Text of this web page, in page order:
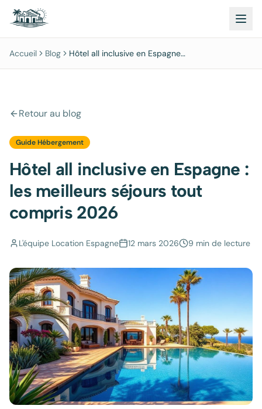
Accueil Blog
Hôtel all inclusive en Espagne :
Retour au blog
Guide Hébergement
Hôtel all inclusive en Espagne :
les meilleurs séjours tout
compris 2026
L'équipe Location Espagne 12 mars 2026 9 min de lecture